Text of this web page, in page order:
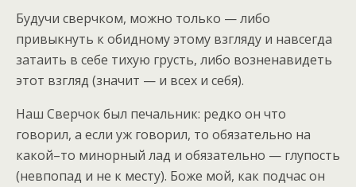
Будучи сверчком, можно только — либо
привыкнуть к обидному этому взгляду и навсегда
затаить в себе тихую грусть, либо возненавидеть
этот взгляд (значит — и всех и себя).
Наш Сверчок был печальник: редко он что
говорил, а если уж говорил, то обязательно на
какой–то минорный лад и обязательно — глупость
(невпопад и не к месту). Боже мой, как подчас он